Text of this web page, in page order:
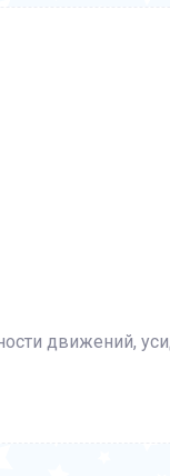
движений,